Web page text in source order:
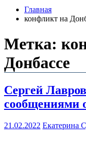
Главная
конфликт на
Метка:
Донбассе
Сергей
сообщениями
21.02.2022 Екатерина